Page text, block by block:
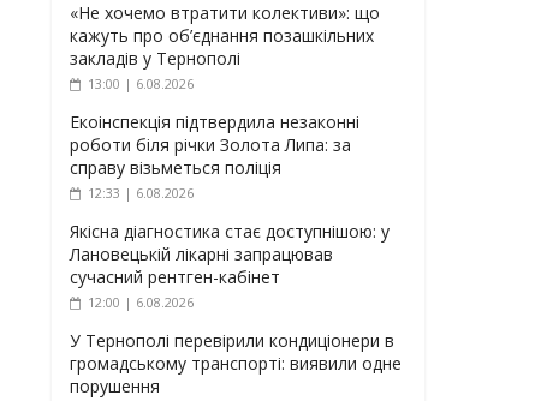
«Не хочемо втратити колективи»: що
кажуть про об’єднання позашкільних
закладів у Тернополі
13:00 | 6.08.2026
Екоінспекція підтвердила незаконні
роботи біля річки Золота Липа: за
справу візьметься поліція
12:33 | 6.08.2026
Якісна діагностика стає доступнішою: у
Лановецькій лікарні запрацював
сучасний рентген-кабінет
12:00 | 6.08.2026
У Тернополі перевірили кондиціонери в
громадському транспорті: виявили одне
порушення